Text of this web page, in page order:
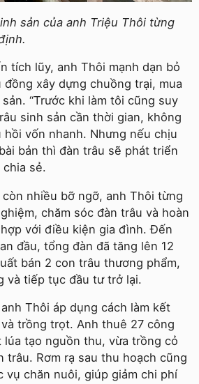
sản của anh Triệu Thôi từng
tích lũy, anh Thôi mạnh dạn bỏ
xây dựng chuồng trại, mua
“Trước khi làm tôi cũng suy
sinh sản cần thời gian, không
vốn nhanh. Nhưng nếu chịu
bản thì đàn trâu sẽ phát triển
sẻ.
nhiều bỡ ngỡ, anh Thôi từng
chăm sóc đàn trâu và hoàn
với điều kiện gia đình. Đến
đầu, tổng đàn đã tăng lên 12
bán 2 con trâu thương phẩm,
và tiếp tục đầu tư trở lại.
Thôi áp dụng cách làm kết
trồng trọt. Anh thuê 27 công
lúa tạo nguồn thu, vừa trồng cỏ
trâu. Rơm rạ sau thu hoạch cũng
vụ chăn nuôi, giúp giảm chi phí